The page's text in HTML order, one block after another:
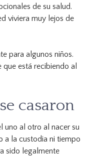
de su salud.
viviera muy lejos de
para algunos niños.
está recibiendo al
casaron
uno al otro al nacer su
a la custodia ni tiempo
sido legalmente